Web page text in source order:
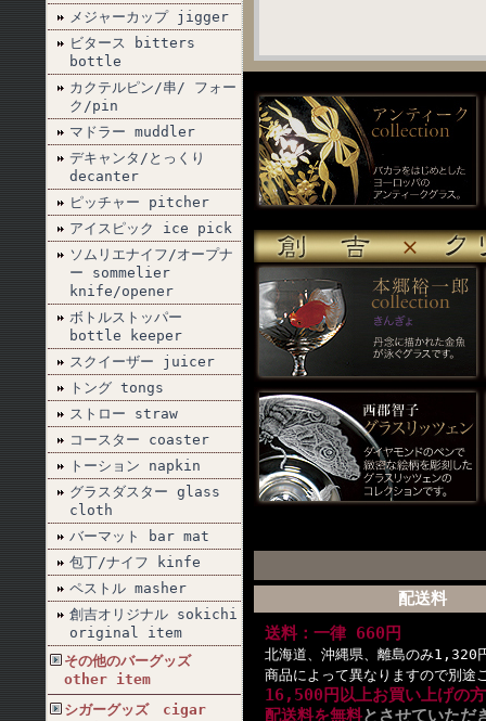
メジャーカップ jigger
ビタース bitters
bottle
カクテルピン/串/ フォー
ク/pin
マドラー muddler
デキャンタ/とっくり
decanter
ピッチャー pitcher
アイスピック ice pick
ソムリエナイフ/オープナ
ー sommelier
knife/opener
ボトルストッパー
bottle keeper
スクイーザー juicer
トング tongs
ストロー straw
コースター coaster
トーション napkin
グラスダスター glass
cloth
バーマット bar mat
包丁/ナイフ kinfe
ペストル masher
創吉オリジナル sokichi
original item
その他のバーグッズ
other item
シガーグッズ cigar
配送料
送料：一律 660円
北海道、沖縄県、離島のみ1,320
商品によって異なりますので別途
16,500円以上お買い上げの
配送料を無料とさせていただ